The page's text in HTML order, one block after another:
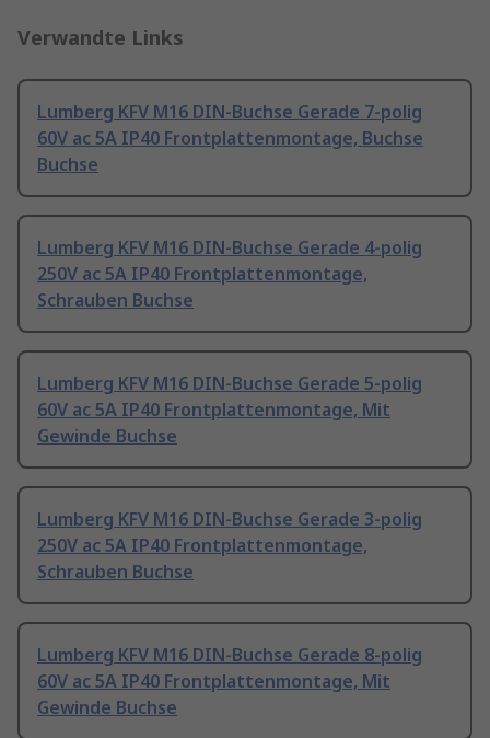
Verwandte Links
Lumberg KFV M16 DIN-Buchse Gerade 7-polig
60V ac 5A IP40 Frontplattenmontage, Buchse
Buchse
Lumberg KFV M16 DIN-Buchse Gerade 4-polig
250V ac 5A IP40 Frontplattenmontage,
Schrauben Buchse
Lumberg KFV M16 DIN-Buchse Gerade 5-polig
60V ac 5A IP40 Frontplattenmontage, Mit
Gewinde Buchse
Lumberg KFV M16 DIN-Buchse Gerade 3-polig
250V ac 5A IP40 Frontplattenmontage,
Schrauben Buchse
Lumberg KFV M16 DIN-Buchse Gerade 8-polig
60V ac 5A IP40 Frontplattenmontage, Mit
Gewinde Buchse